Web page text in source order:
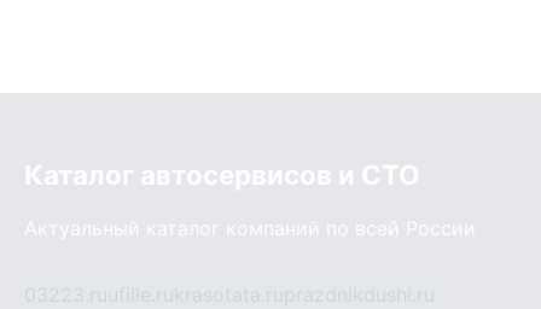
Каталог автосервисов и СТО
Актуальный каталог компаний по всей России
03223.ruufille.rukrasotata.ruprazdnikdushi.ru